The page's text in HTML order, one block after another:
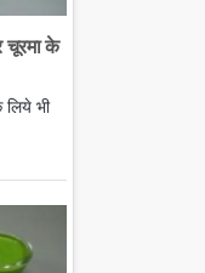
चूरमा के
लिये भी